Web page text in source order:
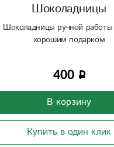
Шоколадницы
Шоколадницы ручной работы
хорошим подарком
400
В корзину
Купить в один клик